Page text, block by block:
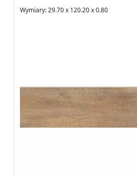
Wymiary: 29.70 x 120.20 x 0.80